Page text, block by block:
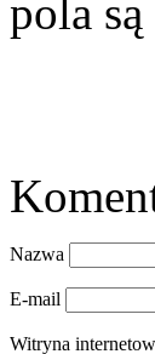
pola
Nazwa
E-mail
Witryna